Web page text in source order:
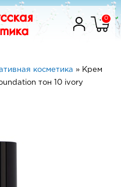
0
косметика » Крем
тон 10 ivory